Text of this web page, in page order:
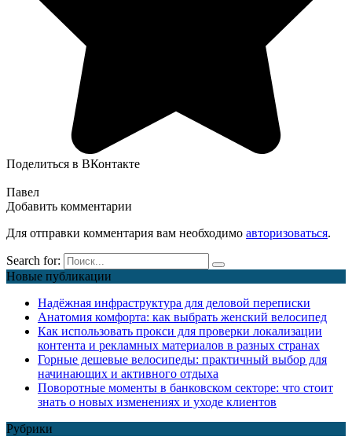
Поделиться в ВКонтакте
Павел
Добавить комментарии
Для отправки комментария вам необходимо авторизоваться.
Search for:
Новые публикации
Надёжная инфраструктура для деловой переписки
Анатомия комфорта: как выбрать женский велосипед
Как использовать прокси для проверки локализации
контента и рекламных материалов в разных странах
Горные дешевые велосипеды: практичный выбор для
начинающих и активного отдыха
Поворотные моменты в банковском секторе: что стоит
знать о новых изменениях и уходе клиентов
Рубрики